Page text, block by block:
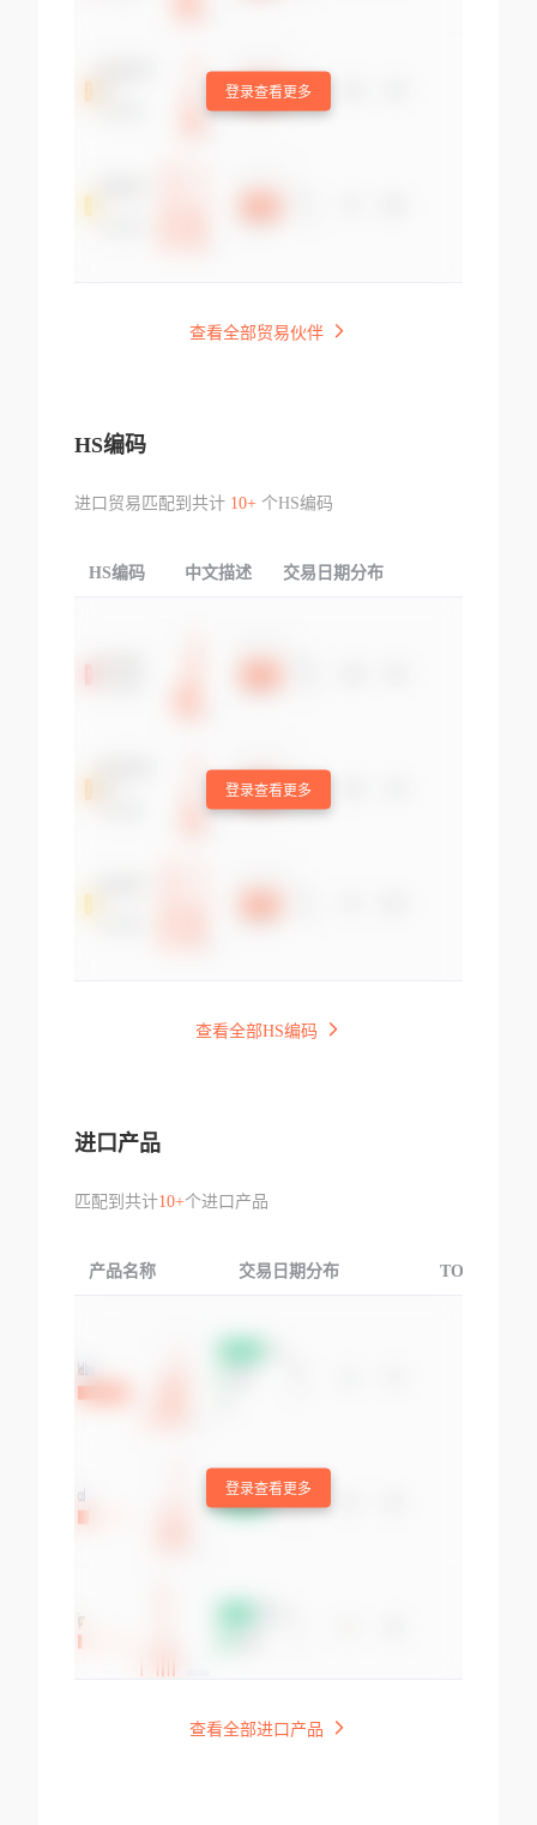
登录查看更多
查看全部贸易伙伴
HS编码
进口贸易匹配到共计 10+个HS编码
HS编码 中文描述 交易日期分布
登录查看更多
查看全部HS编码
进口产品
匹配到共计10+个进口产品
产品名称 交易日期分布 TOP3交易国
登录查看更多
查看全部进口产品